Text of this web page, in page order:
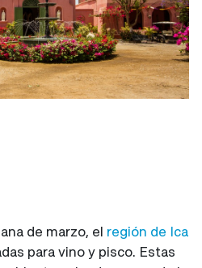
de marzo, el región de Ica
para vino y pisco. Estas